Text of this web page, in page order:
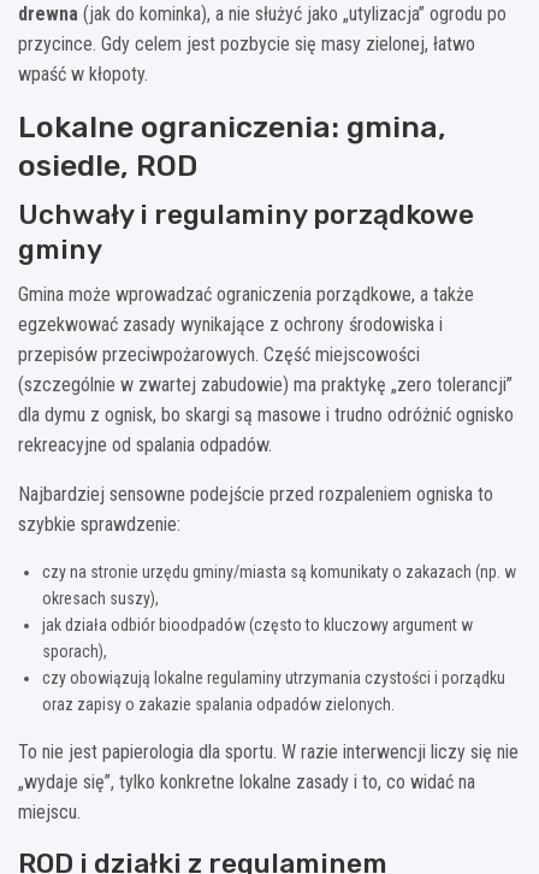
drewna (jak do kominka), a nie służyć jako „utylizacja” ogrodu po
przycince. Gdy celem jest pozbycie się masy zielonej, łatwo
wpaść w kłopoty.
Lokalne ograniczenia: gmina,
osiedle, ROD
Uchwały i regulaminy porządkowe
gminy
Gmina może wprowadzać ograniczenia porządkowe, a także
egzekwować zasady wynikające z ochrony środowiska i
przepisów przeciwpożarowych. Część miejscowości
(szczególnie w zwartej zabudowie) ma praktykę „zero tolerancji”
dla dymu z ognisk, bo skargi są masowe i trudno odróżnić ognisko
rekreacyjne od spalania odpadów.
Najbardziej sensowne podejście przed rozpaleniem ogniska to
szybkie sprawdzenie:
czy na stronie urzędu gminy/miasta są komunikaty o zakazach (np. w
okresach suszy),
jak działa odbiór bioodpadów (często to kluczowy argument w
sporach),
czy obowiązują lokalne regulaminy utrzymania czystości i porządku
oraz zapisy o zakazie spalania odpadów zielonych.
To nie jest papierologia dla sportu. W razie interwencji liczy się nie
„wydaje się”, tylko konkretne lokalne zasady i to, co widać na
miejscu.
ROD i działki z regulaminem